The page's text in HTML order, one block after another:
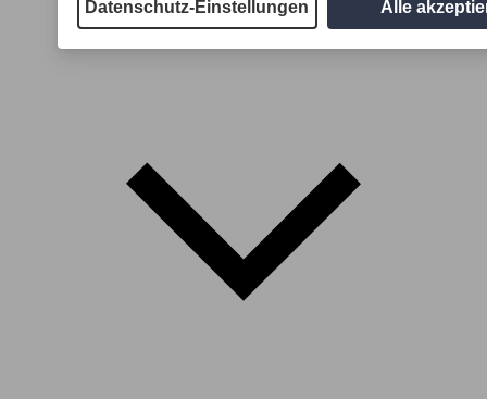
Datenschutz-Einstellungen Alle